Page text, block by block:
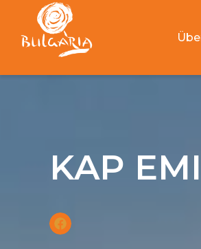
KAP